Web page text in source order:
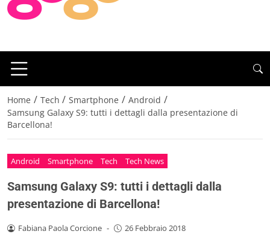
Home / Tech / Smartphone / Android /
Samsung Galaxy S9: tutti i dettagli dalla presentazione di
Barcellona!
Android Smartphone Tech Tech News
Samsung Galaxy S9: tutti i dettagli dalla
presentazione di Barcellona!
Fabiana Paola Corcione - 26 Febbraio 2018